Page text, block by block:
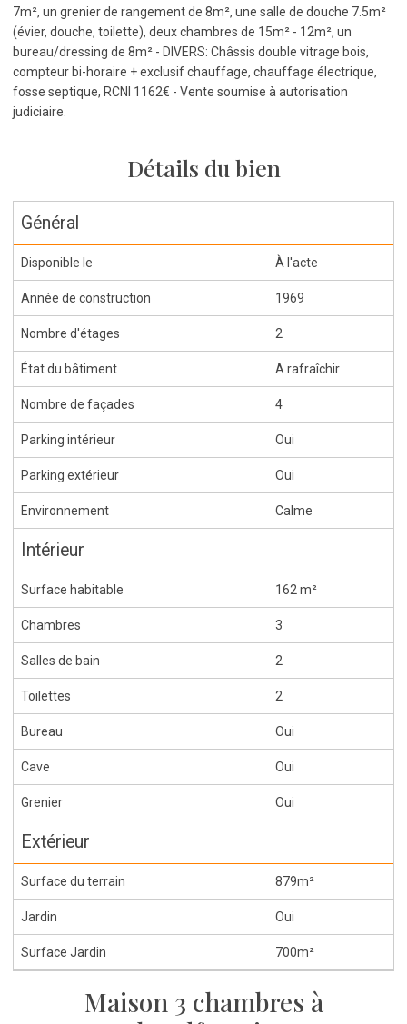
7m², un grenier de rangement de 8m², une salle de douche 7.5m²
(évier, douche, toilette), deux chambres de 15m² - 12m², un
bureau/dressing de 8m² - DIVERS: Châssis double vitrage bois,
compteur bi-horaire + exclusif chauffage, chauffage électrique,
fosse septique, RCNI 1162€ - Vente soumise à autorisation
judiciaire.
Détails du bien
Général
Disponible le À l'acte
Année de construction 1969
Nombre d'étages 2
État du bâtiment A rafraîchir
Nombre de façades 4
Parking intérieur Oui
Parking extérieur Oui
Environnement Calme
Intérieur
Surface habitable 162 m²
Chambres 3
Salles de bain 2
Toilettes 2
Bureau Oui
Cave Oui
Grenier Oui
Extérieur
Surface du terrain 879m²
Jardin Oui
Surface Jardin 700m²
Maison 3 chambres à